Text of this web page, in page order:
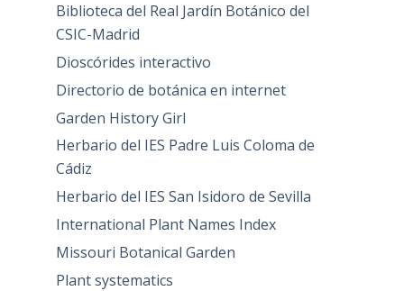
Biblioteca del Real Jardín Botánico del
CSIC-Madrid
Dioscórides interactivo
Directorio de botánica en internet
Garden History Girl
Herbario del IES Padre Luis Coloma de
Cádiz
Herbario del IES San Isidoro de Sevilla
International Plant Names Index
Missouri Botanical Garden
Plant systematics